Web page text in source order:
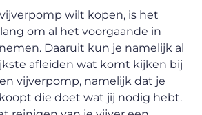
wilt kopen, is het
om al het voorgaande in
Daaruit kun je namelijk al
afleiden wat komt kijken bij
vijverpomp, namelijk dat je
die doet wat jij nodig hebt.